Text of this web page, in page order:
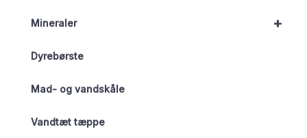
+
Mineraler
Dyrebørste
Mad- og vandskåle
Vandtæt tæppe